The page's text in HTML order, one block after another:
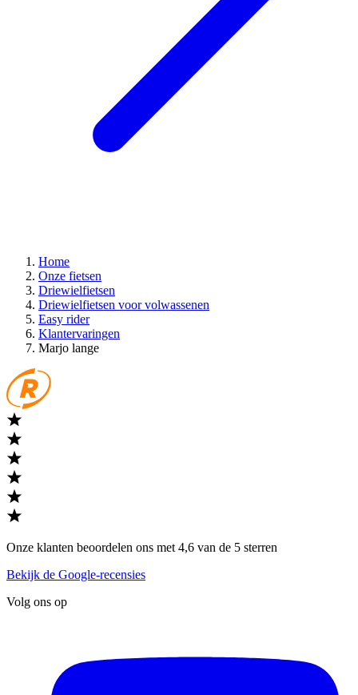
Home
Onze fietsen
Driewielfietsen
Driewielfietsen voor volwassenen
Easy rider
Klantervaringen
Marjo lange
Onze klanten beoordelen ons met 4,6 van de 5 sterren
Bekijk de Google-recensies
Volg ons op